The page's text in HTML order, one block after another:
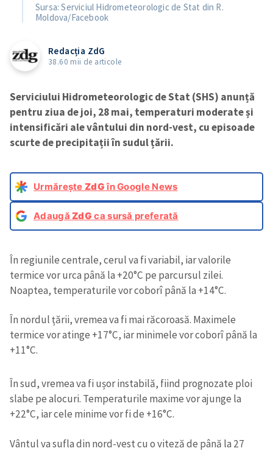
Sursa: Serviciul Hidrometeorologic de Stat din R.
Moldova/Facebook
Redacția ZdG
38.60 mii de articole
Serviciului Hidrometeorologic de Stat (SHS) anunță
pentru ziua de joi, 28 mai, temperaturi moderate și
intensificări ale vântului din nord-vest, cu episoade
scurte de precipitații în sudul țării.
Urmărește ZdGîn Google News
AdaugăZdG ca sursă preferată
În regiunile centrale, cerul va fi variabil, iar valorile
termice vor urca până la +20°C pe parcursul zilei.
Noaptea, temperaturile vor coborî până la +14°C.
În nordul țării, vremea va fi mai răcoroasă. Maximele
termice vor atinge +17°C, iar minimele vor coborî până la
+11°C.
În sud, vremea va fi ușor instabilă, fiind prognozate ploi
slabe pe alocuri. Temperaturile maxime vor ajunge la
+22°C, iar cele minime vor fi de +16°C.
Vântul va sufla din nord-vest cu o viteză de până la 27